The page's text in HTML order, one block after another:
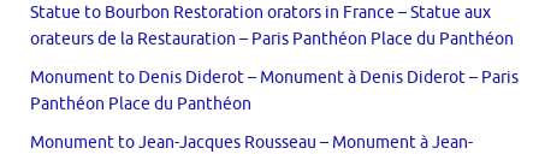
Statue to Bourbon Restoration orators in France – Statue aux
orateurs de la Restauration – Paris Panthéon Place du Panthéon
Monument to Denis Diderot – Monument à Denis Diderot – Paris
Panthéon Place du Panthéon
Monument to Jean-Jacques Rousseau – Monument à Jean-